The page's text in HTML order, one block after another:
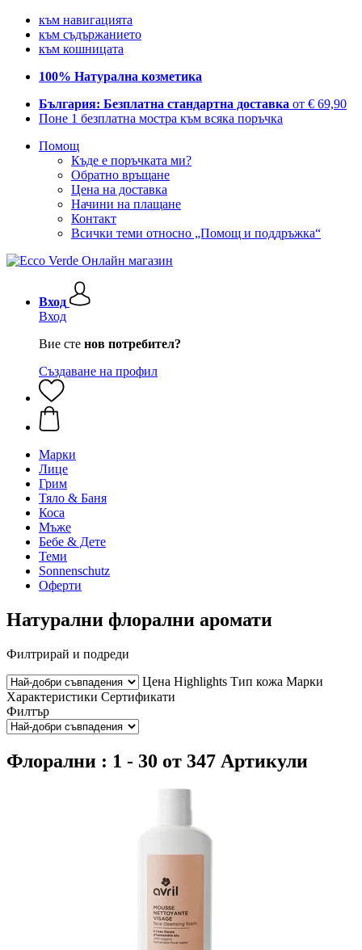
към навигацията
към съдържанието
към кошницата
100% Натурална козметика
България: Безплатна стандартна доставка от € 69,90
Поне 1 безплатна мостра към всяка поръчка
Помощ
Къде е поръчката ми?
Обратно връщане
Цена на доставка
Начини на плащане
Контакт
Всички теми относно „Помощ и поддръжка“
Вход
Вход
Вие сте нов потребител?
Създаване на профил
Марки
Лице
Грим
Тяло & Баня
Коса
Мъже
Бебе & Дете
Теми
Sonnenschutz
Оферти
Натурални флорални аромати
Филтрирай и подреди
Цена Highlights Тип кожа Марки
Характеристики Сертификати
Филтър
Флорални : 1 - 30 от 347 Артикули